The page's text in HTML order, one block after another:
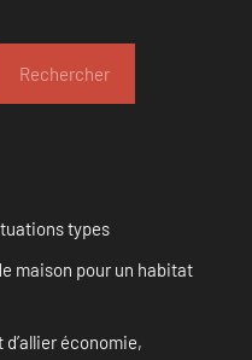
Rechercher
types
maison pour un habitat
économie,